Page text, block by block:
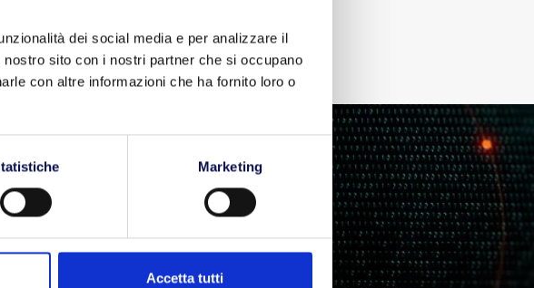
dei social media e per analizzare il
sito con i nostri partner che si occupano
con altre informazioni che ha fornito loro o
Marketing
Accetta tutti
SCOPRI DI PIÙ